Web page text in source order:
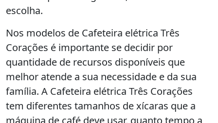
escolha.
Nos modelos de Cafeteira elétrica Três
Corações é importante se decidir por
quantidade de recursos disponíveis que
melhor atende a sua necessidade e da sua
família. A Cafeteira elétrica Três Corações
tem diferentes tamanhos de xícaras que a